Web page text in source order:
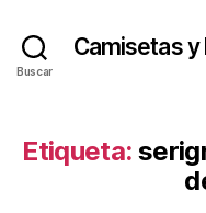
Buscar
Camisetas y
Etiqueta: